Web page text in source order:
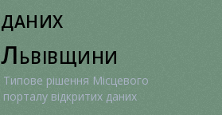
даних
Львівщини
Типове рішення Місцевого
порталу відкритих даних